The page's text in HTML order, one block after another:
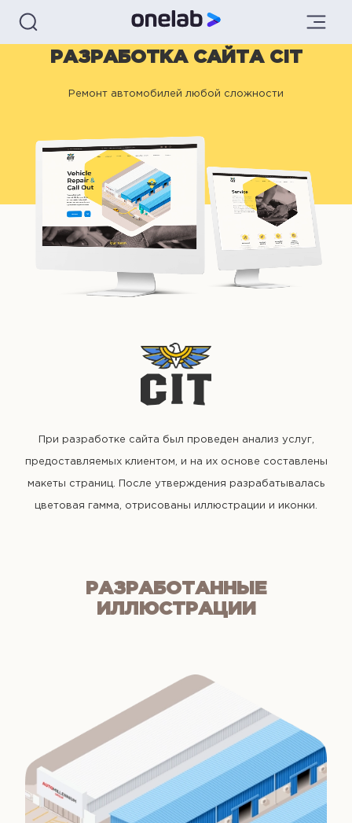
РАЗРАБОТКА САЙТА CIT
Ремонт автомобилей любой сложности
При разработке сайта был проведен анализ услуг,
предоставляемых клиентом, и на их основе составлены
макеты страниц. После утверждения разрабатывалась
цветовая гамма, отрисованы иллюстрации и иконки.
РАЗРАБОТАННЫЕ
ИЛЛЮСТРАЦИИ